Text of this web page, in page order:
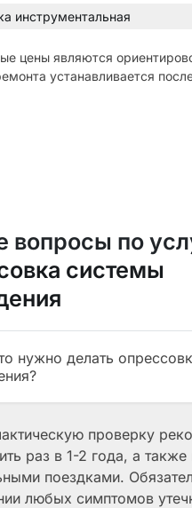
инструментальная
цены являются
устанавливается
вопросы по
системы
нужно делать
проверку
раз в 1-2 года, а также
поездками.
любых симптомов